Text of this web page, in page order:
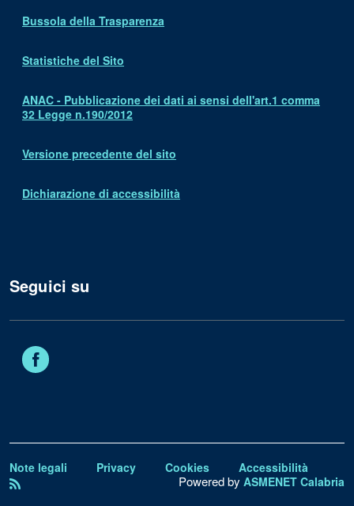
Bussola della Trasparenza
Statistiche del Sito
ANAC - Pubblicazione dei dati ai sensi dell'art.1 comma
32 Legge n.190/2012
Versione precedente del sito
Dichiarazione di accessibilità
Seguici su
Note legali Privacy Cookies Accessibilità
Powered by ASMENET Calabria